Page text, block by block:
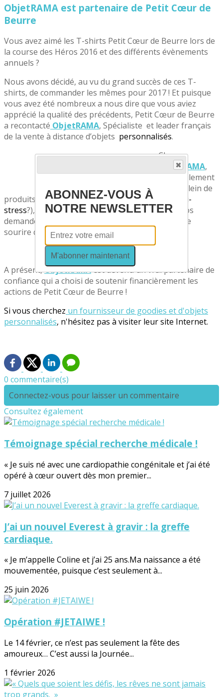
ObjetRAMA est partenaire de Petit Cœur de
Beurre
Vous avez aimé les T-shirts Petit Cœur de Beurre lors de
la course des Héros 2016 et des différents évènements
annuels ?
Nous avons décidé, au vu du grand succès de ces T-
shirts, de commander les mêmes pour 2017 ! Et puisque
vous avez été nombreux a nous dire que vous aviez
apprécié la qualité des précédents, Petit Cœur de Beurre
a recontacté ObjetRAMA, Spécialiste et leader français
de la vente à distance d’objets personnalisés.
Chez
ObjetRAMA,
non seulement
ils ont plein de
produits sympas (Ils vous plaisent nos cœurs anti-
stress?), mais en plus ils sont très à l’écoute de nos
demandes et surtout, notre Maryline a toujours le
sourire quand on l’appelle !!
A présent,ObjetRAMAest devenu un vrai partenaire de
confiance qui a choisi de soutenir financièrement les
actions de Petit Cœur de Beurre !
Si vous cherchez un fournisseur de goodies et d'objets
personnalisés, n'hésitez pas à visiter leur site Internet.
0 commentaire(s)
Connectez-vous pour laisser un commentaire
Consultez également
Témoignage spécial recherche médicale !
« Je suis né avec une cardiopathie congénitale et j’ai été
opéré à cœur ouvert dès mon premier...
7 juillet 2026
J’ai un nouvel Everest à gravir : la greffe
cardiaque.
« Je m’appelle Coline et j’ai 25 ans.Ma naissance a été
mouvementée, puisque c’est seulement à...
25 juin 2026
Opération #JETAIWE !
Le 14 février, ce n’est pas seulement la fête des
amoureux… C’est aussi la Journée...
1 février 2026
ABONNEZ-VOUS À
NOTRE NEWSLETTER
M'abonner maintenant